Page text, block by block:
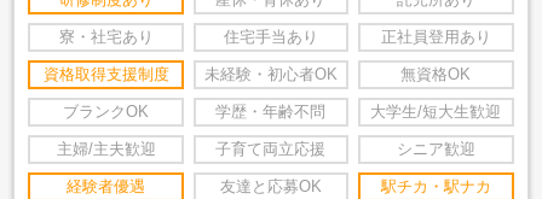
寮・社宅あり 住宅手当あり 正社員登用あり
資格取得支援制度 未経験・初心者OK 無資格OK
ブランクOK 学歴・年齢不問 大学生/短大生歓迎
主婦/主夫歓迎 子育て両立応援 シニア歓迎
経験者優遇 友達と応募OK 駅チカ・駅ナカ